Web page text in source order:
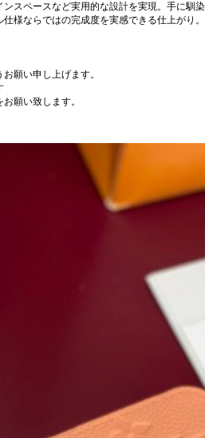
スペースなど実用的な設計を実現。手に馴
様ならではの完成度を実感できる仕上がり
願い申し上げます。
願い致します。